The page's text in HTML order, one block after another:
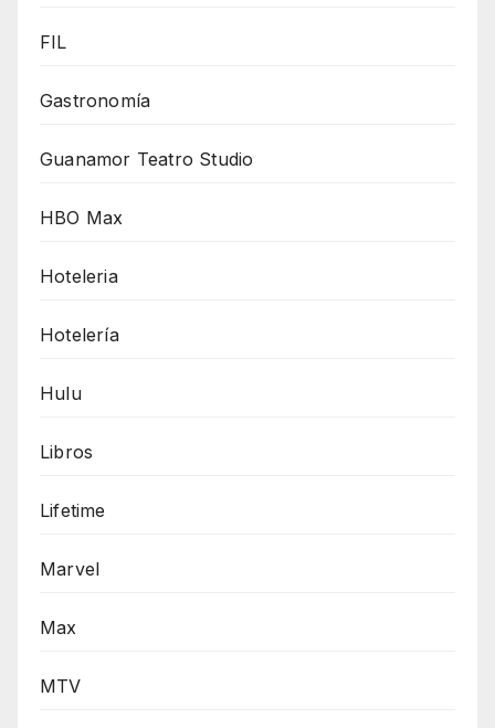
FIL
Gastronomía
Guanamor Teatro Studio
HBO Max
Hoteleria
Hotelería
Hulu
Libros
Lifetime
Marvel
Max
MTV